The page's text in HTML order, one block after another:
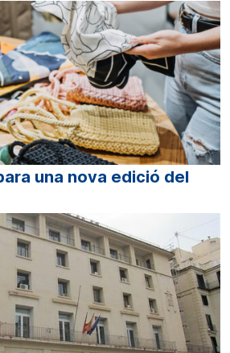
una nova edició del